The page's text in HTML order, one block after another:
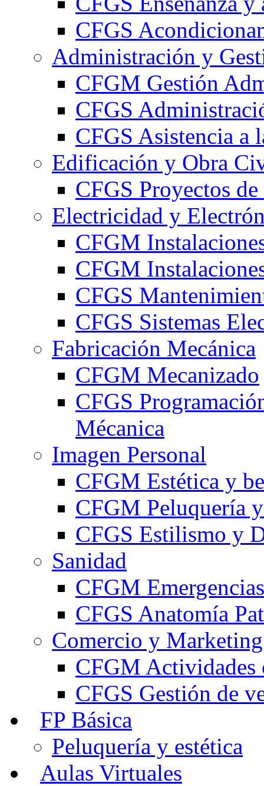
CFGS
Administración y
CFGM Gestión
CFGS
CFGS Asistencia a
Edificación y Obra
CFGS Proyectos
Electricidad y
CFGM
CFGM
CFGS
CFGS Sistemas
Fabricación Mecánica
CFGM Mecanizado
CFGS
Mécanica
Imagen Personal
CFGM Estética y
CFGM Peluquería
CFGS Estilismo y
Sanidad
CFGM
CFGS Anatomía
Comercio y Marketing
CFGM Actividades
CFGS Gestión de
FP Básica
Peluquería y estética
Aulas Virtuales